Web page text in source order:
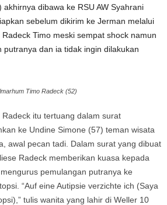
dibawa ke RSU AW Syahrani
sebelum dikirim ke Jerman melalui
Timo meski sempat shock namun
putranya dan ia tidak ingin dilakukan
Timo Radeck (52)
itu tertuang dalam surat
ke Undine Simone (57) teman wisata
awal pecan tadi. Dalam surat yang dibuat
Radeck memberikan kuasa kepada
pemulangan putranya ke
“Auf eine Autipsie verzichte ich (Saya
tulis wanita yang lahir di Weller 10